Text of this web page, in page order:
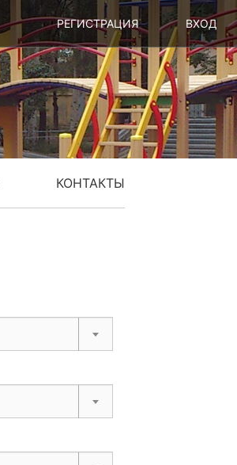
РЕГИСТРАЦИЯ ВХОД
КОНТАКТЫ